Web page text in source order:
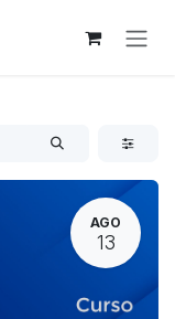
AGO
13